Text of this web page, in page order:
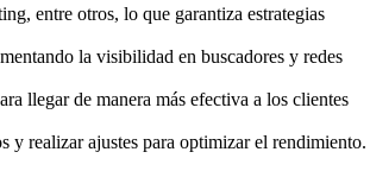
entre otros, lo que garantiza estrategias
la visibilidad en buscadores y redes
llegar de manera más efectiva a los clientes
y realizar ajustes para optimizar el rendimiento.